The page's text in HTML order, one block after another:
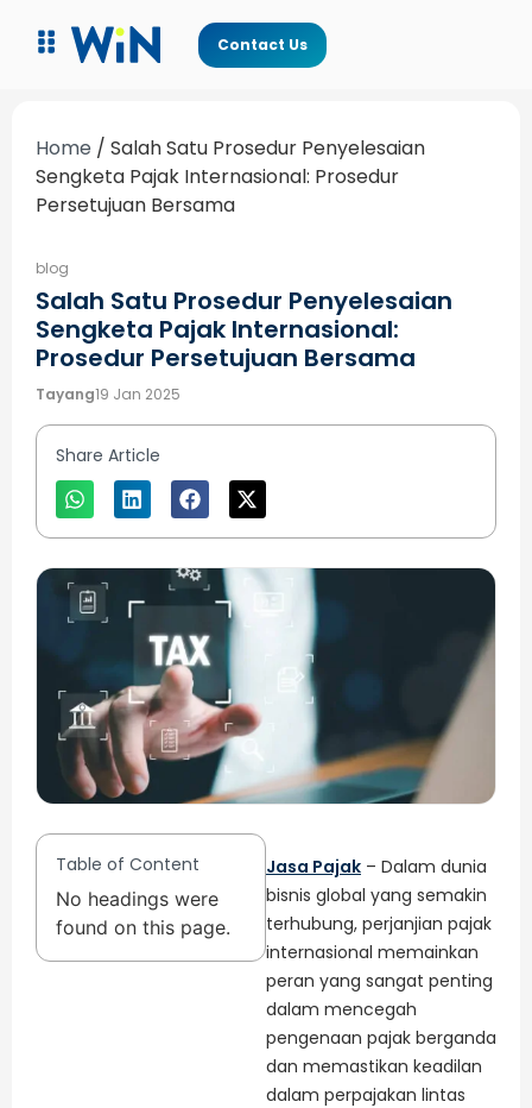
Contact Us
Home / Salah Satu Prosedur Penyelesaian
Sengketa Pajak Internasional: Prosedur
Persetujuan Bersama
blog
Salah Satu Prosedur Penyelesaian
Sengketa Pajak Internasional:
Prosedur Persetujuan Bersama
Tayang19 Jan 2025
Share Article
Table of Content
No headings were
found on this page.
Jasa Pajak – Dalam dunia
bisnis global yang semakin
terhubung, perjanjian pajak
internasional memainkan
peran yang sangat penting
dalam mencegah
pengenaan pajak berganda
dan memastikan keadilan
dalam perpajakan lintas